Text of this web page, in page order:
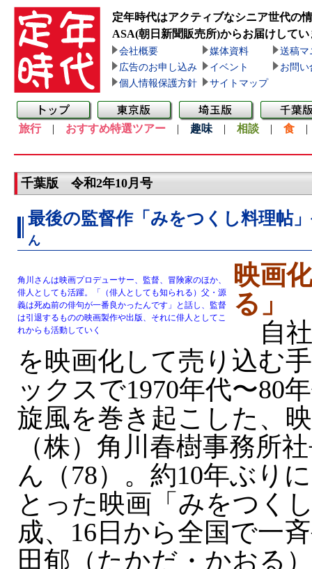
定年時代はアクティブなシニア世代の
ASA(朝日新聞販売所)からお届けしてい
会社概要 媒体資料
送稿マ
広告のお申し込み
イベント
お問い
個人情報保護方針
サイトマップ
旅行| おすすめ特選ツアー | 趣味 | 相談 | 食
千葉版 令和2年10月号
最後の監督作「みをつくし料理帖
ん
角川さんは映画プロデューサー、監督、冒険家のほか、
俳人としても活躍。「（俳人としても知られる）父・源
義は死ぬ前の俳句が一番良かったんです」と話し、監督
は引退するものの映画製作や出版、それに俳人としてこ
れからも活動していく
映画
る」
自社
を映画化して売り込む
ックスで1970年代〜80
旋風を巻き起こした、
（株）角川春樹事務所
ん（78）。約10年ぶり
とった映画「みをつく
成、16日から全国で一
田郁（たかだ・かおる